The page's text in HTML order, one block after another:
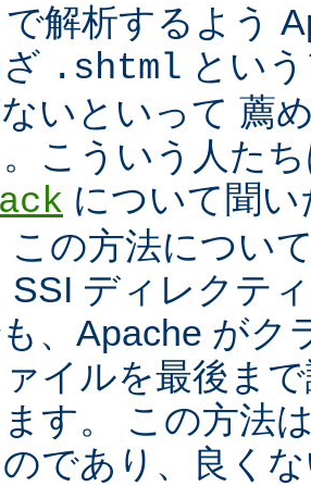
で解析するよう
.shtml とい
いといって 薦
こういう人た
について聞
この方法につい
SSI ディレクテ
、Apache がク
イルを最後ま
す。 この方法
であり、良く